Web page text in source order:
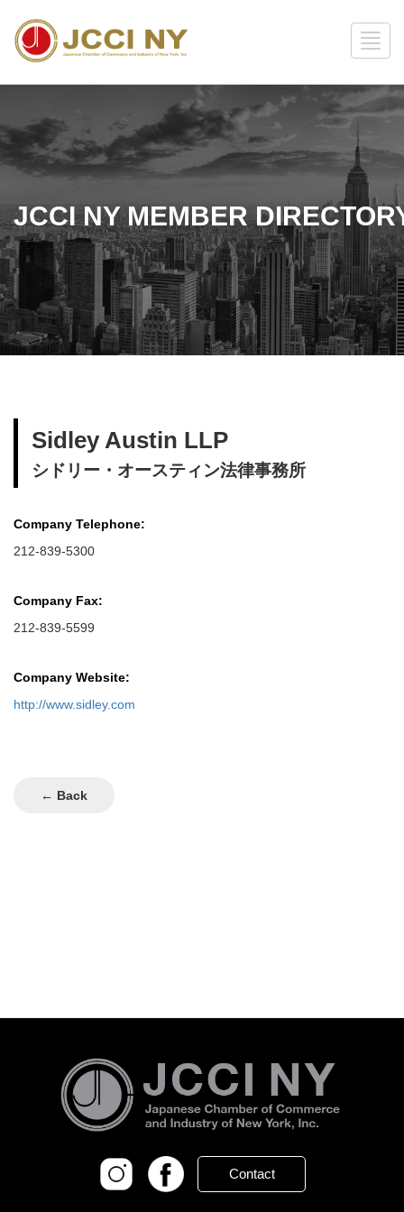
JCCI NY MEMBER
Sidley Austin LLP
シドリー・オースティン法律事務所
Company Telephone:
212-839-5300
Company Fax:
212-839-5599
Company Website:
http://www.sidley.com
← Back
Contact